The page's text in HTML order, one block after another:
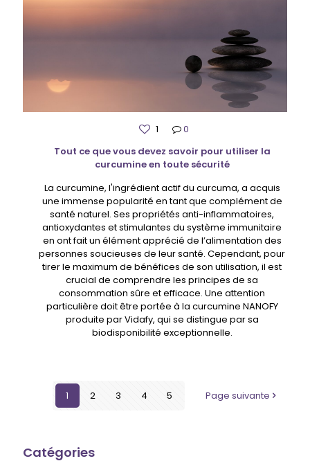
1
0
Tout ce que vous devez savoir pour utiliser la
curcumine en toute sécurité
La curcumine, l'ingrédient actif du curcuma, a acquis
une immense popularité en tant que complément de
santé naturel. Ses propriétés anti-inflammatoires,
antioxydantes et stimulantes du système immunitaire
en ont fait un élément apprécié de l’alimentation des
personnes soucieuses de leur santé. Cependant, pour
tirer le maximum de bénéfices de son utilisation, il est
crucial de comprendre les principes de sa
consommation sûre et efficace. Une attention
particulière doit être portée à la curcumine NANOFY
produite par Vidafy, qui se distingue par sa
biodisponibilité exceptionnelle.
1 2 3 4 5 Page suivante
Catégories